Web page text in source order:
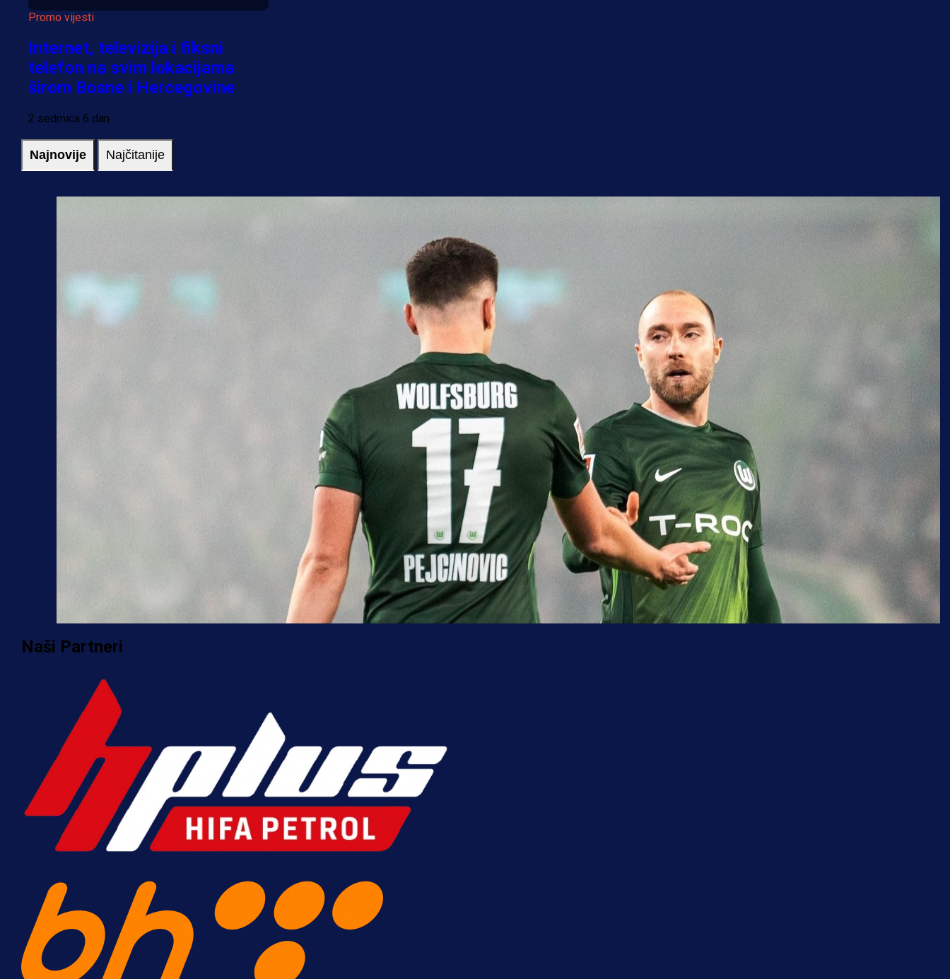
Promo vijesti
Internet, televizija i fiksni
telefon na svim lokacijama
širom Bosne i Hercegovine
2 sedmica 6 dan
Najnovije Najčitanije
A Selekcija
Potencijalni reprezentativac BiH pred velikim transferom: Ide kod Demirovića u Stuttgart!
Naši Partneri